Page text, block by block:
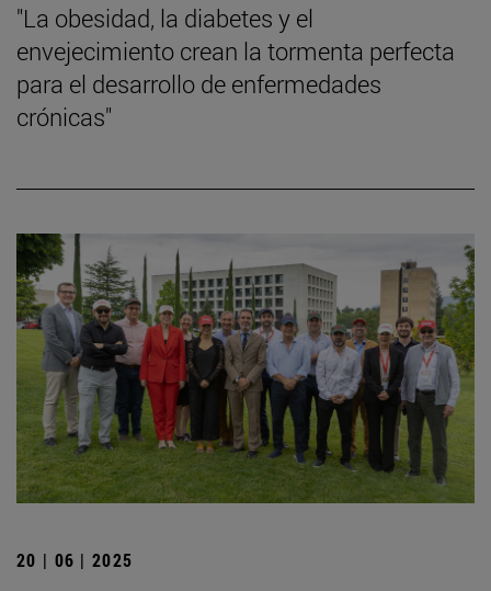
"La obesidad, la diabetes y el
envejecimiento crean la tormenta perfecta
para el desarrollo de enfermedades
crónicas"
20 | 06 | 2025